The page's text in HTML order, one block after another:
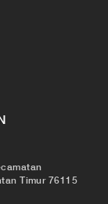
Timur 76115